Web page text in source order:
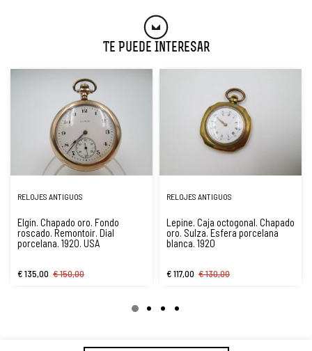
Te Puede Interesar
RELOJES ANTIGUOS
Elgin. Chapado oro. Fondo
roscado. Remontoir. Dial
porcelana. 1920. USA
€ 135,00 € 150,00
RELOJES ANTIGUOS
Lepine. Caja octogonal. Chapado
oro. SuIza. Esfera porcelana
blanca. 1920
€ 117,00 € 130,00